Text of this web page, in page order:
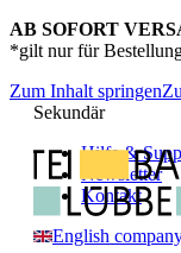
AB SOFORT
*gilt nur für
Zum Inhalt springen
Sekundär
Hilfe &
Newsletter
Kontakt
English